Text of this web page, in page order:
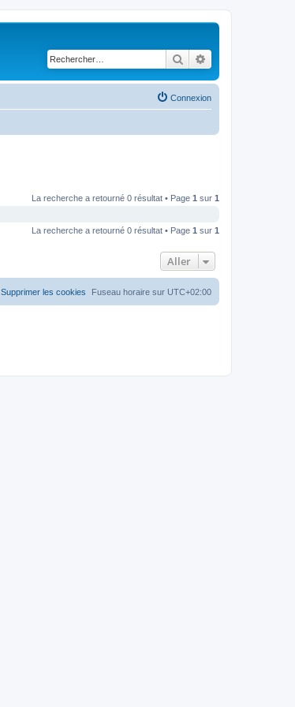
Rechercher
Connexion
La recherche a retourné 0 résultat • Page 1 sur 1
La recherche a retourné 0 résultat • Page 1 sur 1
Aller
Fuseau horaire sur UTC+02:00
Supprimer les cookies